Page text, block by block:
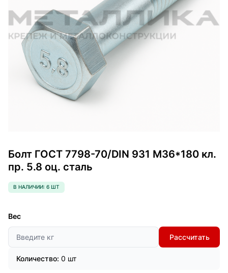
Болт ГОСТ 7798-70/DIN 931 М36*180 кл.
пр. 5.8 оц. сталь
В НАЛИЧИИ: 6 ШТ
Вес
Рассчитать
Количество: 0 шт